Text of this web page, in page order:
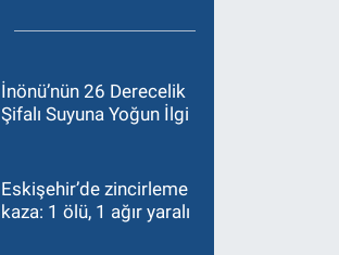
İnönü’nün 26 Derecelik
Şifalı Suyuna Yoğun İlgi
Eskişehir’de zincirleme
kaza: 1 ölü, 1 ağır yaralı